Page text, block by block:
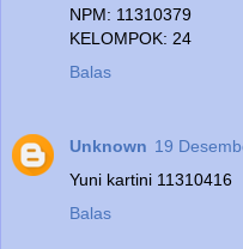
NPM: 11310379
KELOMPOK: 24
Balas
Unknown 19
Yuni kartini 11310416
Balas